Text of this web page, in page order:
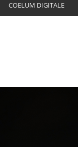
COELUM DIGITALE